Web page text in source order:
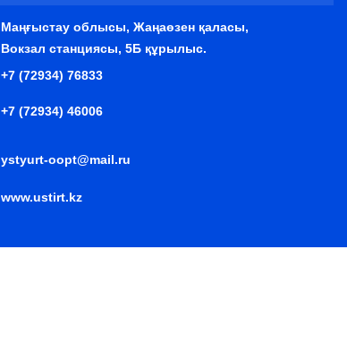
Маңғыстау облысы, Жаңаөзен қаласы,
Вокзал станциясы, 5Б құрылыс.
+7 (72934) 76833
+7 (72934) 46006
ystyurt-oopt@mail.ru
www.ustirt.kz